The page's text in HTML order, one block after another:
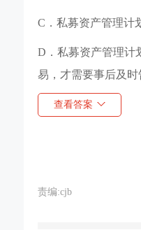
C．私募资产管理计
D．私募资产管理计
易，才需要事后及
查看答案
责编:cjb